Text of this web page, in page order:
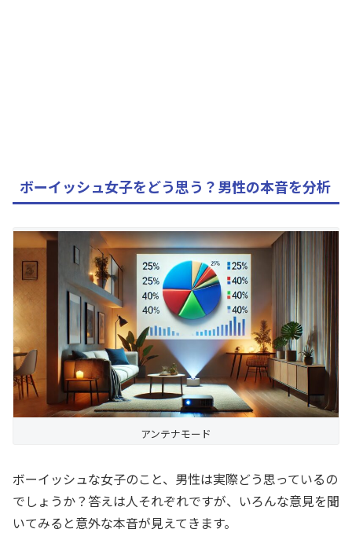
ボーイッシュ女子をどう思う？男性の本音を分析
アンテナモード
ボーイッシュな女子のこと、男性は実際どう思っているの
でしょうか？答えは人それぞれですが、いろんな意見を聞
いてみると意外な本音が見えてきます。